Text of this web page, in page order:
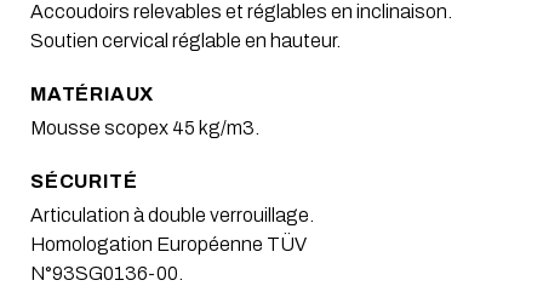
Accoudoirs relevables et réglables en inclinaison.
Soutien cervical réglable en hauteur.
MATÉRIAUX
Mousse scopex 45 kg/m3.
SÉCURITÉ
Articulation à double verrouillage.
Homologation Européenne TÜV
N°93SG0136-00.